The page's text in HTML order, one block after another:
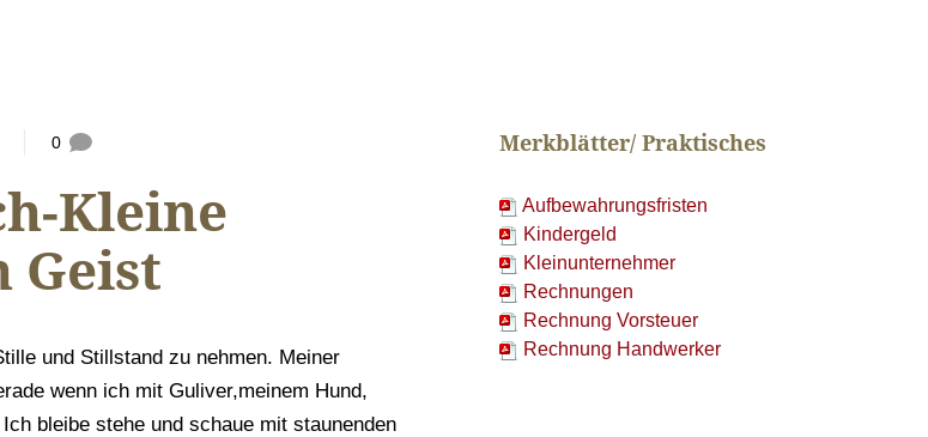
0
Kleine
Geist
und Stillstand zu nehmen. Meiner
wenn ich mit Guliver,meinem Hund,
bleibe stehe und schaue mit staunenden
Merkblätter/ Praktisches
Aufbewahrungsfristen
Kindergeld
Kleinunternehmer
Rechnungen
Rechnung Vorsteuer
Rechnung Handwerker